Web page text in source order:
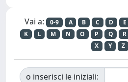
Vai a: 0-9 A B C D E
K
L M N O P Q R
X
Y Z
o inserisci le iniziali: